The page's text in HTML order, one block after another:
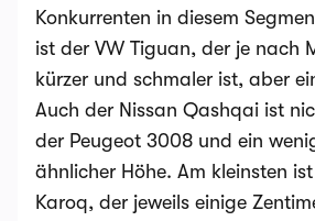
Konkurrenten in diesem
ist der VW Tiguan, der je nach
kürzer und schmaler ist, aber
Auch der Nissan Qashqai ist
der Peugeot 3008 und ein
ähnlicher Höhe. Am kleinsten
Karoq, der jeweils einige